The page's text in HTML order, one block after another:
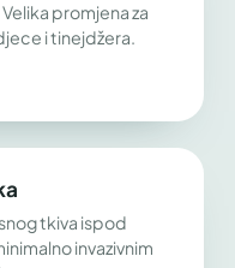
promjena za
i tinejdžera.
tkiva ispod
invazivnim